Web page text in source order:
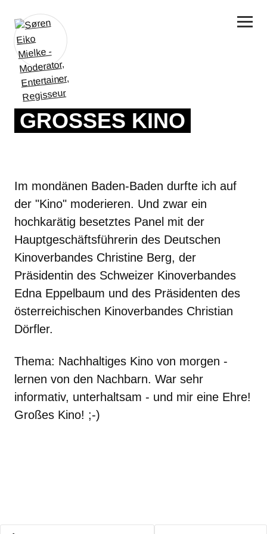
GROSSES KINO
Im mondänen Baden-Baden durfte ich auf
der "Kino" moderieren. Und zwar ein
hochkarätig besetztes Panel mit der
Hauptgeschäftsführerin des Deutschen
Kinoverbandes Christine Berg, der
Präsidentin des Schweizer Kinoverbandes
Edna Eppelbaum und des Präsidenten des
österreichischen Kinoverbandes Christian
Dörfler.
Thema: Nachhaltiges Kino von morgen -
lernen von den Nachbarn. War sehr
informativ, unterhaltsam - und mir eine Ehre!
Großes Kino! ;-)